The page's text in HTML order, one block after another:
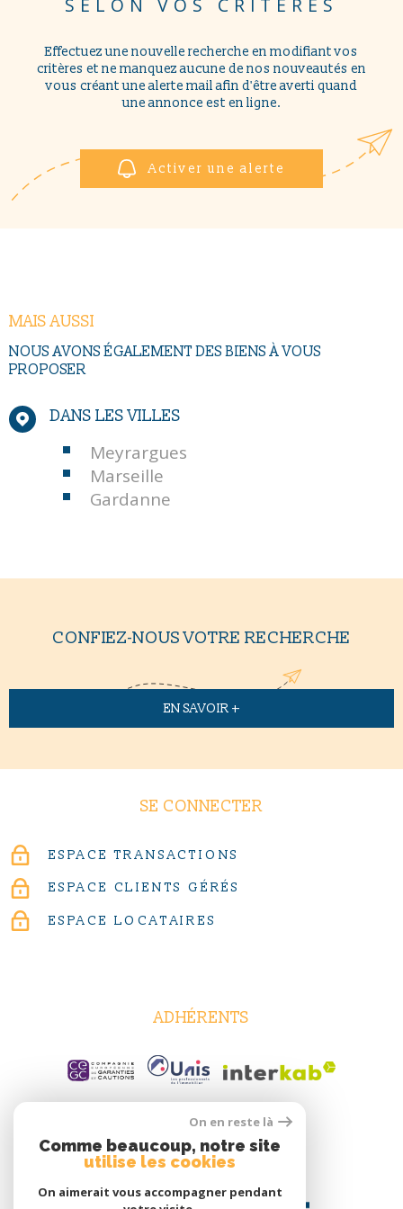
NOUS
Effectuez une nouvelle recherche en modifiant vos
critères et ne manquez aucune de nos nouveautés en
vous créant une alerte mail afin d'être averti quand
une annonce est en ligne.
Activer une alerte
MAIS AUSSI
NOUS AVONS ÉGALEMENT DES BIENS À VOUS
PROPOSER
DANS LES VILLES
Meyrargues
Marseille
Gardanne
CONFIEZ-NOUS VOTRE RECHERCHE
EN SAVOIR +
SE CONNECTER
ESPACE TRANSACTIONS
ESPACE CLIENTS GÉRÉS
ESPACE LOCATAIRES
ADHÉRENTS
On en reste là
Comme beaucoup, notre site
utilise les cookies
On aimerait vous accompagner pendant
PIÈCES
RÉFÉRENCE
CRITÈRES SUPPLÉMENTAIRES
PLUS DE CRITÈRES
RECHERCHER